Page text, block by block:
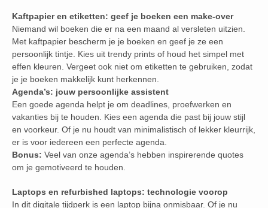
Kaftpapier en etiketten: geef je boeken een make-over
Niemand wil boeken die er na een maand al versleten uitzien.
Met kaftpapier bescherm je je boeken en geef je ze een
persoonlijk tintje. Kies uit trendy prints of houd het simpel met
effen kleuren. Vergeet ook niet om etiketten te gebruiken, zodat
je je boeken makkelijk kunt herkennen.
Agenda’s: jouw persoonlijke assistent
Een goede agenda helpt je om deadlines, proefwerken en
vakanties bij te houden. Kies een agenda die past bij jouw stijl
en voorkeur. Of je nu houdt van minimalistisch of lekker kleurrijk,
er is voor iedereen een perfecte agenda.
Bonus: Veel van onze agenda’s hebben inspirerende quotes
om je gemotiveerd te houden.
Laptops en refurbished laptops: technologie voorop
In dit digitale tijdperk is een laptop bijna onmisbaar. Of je nu